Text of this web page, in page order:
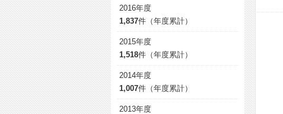
2016年度
1,837件（年度累計）
2015年度
1,518件（年度累計）
2014年度
1,007件（年度累計）
2013年度